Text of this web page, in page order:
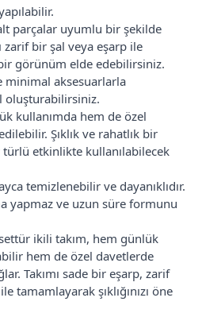
parçalar uyumlu bir şekilde
zarif bir şal veya eşarp ile
görünüm elde edebilirsiniz.
minimal aksesuarlarla
oluşturabilirsiniz.
kullanımda hem de özel
Şıklık ve rahatlık bir
etkinlikte kullanılabilecek
temizlenebilir ve dayanıklıdır.
yapmaz ve uzun süre formunu
ikili takım, hem günlük
hem de özel davetlerde
Takımı sade bir eşarp, zarif
tamamlayarak şıklığınızı öne